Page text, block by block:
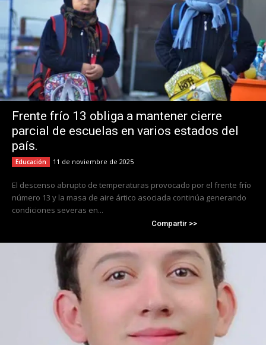
Frente frío 13 obliga a mantener cierre
parcial de escuelas en varios estados del
país.
Educación 11 de noviembre de 2025
El descenso abrupto de temperaturas provocado por el frente frío
número 13 y la masa de aire ártico asociada continúa generando
condiciones severas en...
Compartir >>